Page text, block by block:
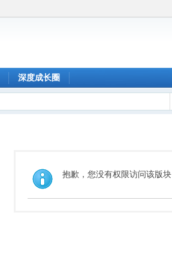
深度成长圈
抱歉，您没有权限访问该版块